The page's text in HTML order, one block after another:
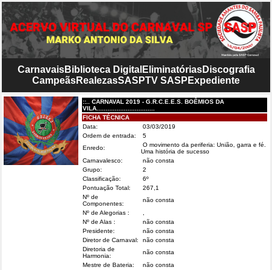
CarnavaisBiblioteca Digital EliminatóriasDiscografia
CampeãsRealezasSASPTV SASP Expediente
::.. CARNAVAL 2019 - G.R.C.E.E.S. BOÊMIOS DA
VILA................................
FICHA TÉCNICA
Data:
03/03/2019
Ordem de entrada:
5
Enredo:
O movimento da periferia: União, garra e fé.
Uma história de sucesso
Carnavalesco:
não consta
Grupo:
2
Classificação:
6º
Pontuação Total:
267,1
Nº de
Componentes:
não consta
Nº de Alegorias :
Nº de Alas :
não consta
Presidente:
não consta
Diretor de Carnaval:
não consta
Diretoria de
Harmonia:
não consta
Mestre de Bateria:
não consta